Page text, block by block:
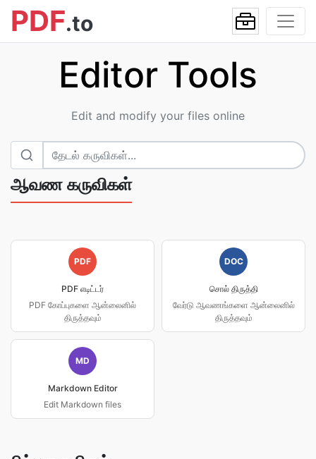
PDF.to
Editor Tools
Edit and modify your files online
ஆவண கருவிகள்
PDF
PDF எடிட்டர்
PDF கோப்புகளை ஆன்லைனில்
திருத்தவும்
DOC
சொல் திருத்தி
வேர்டு ஆவணங்களை ஆன்லைனில்
திருத்தவும்
MD
Markdown Editor
Edit Markdown files